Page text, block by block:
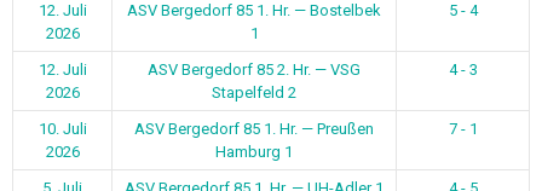
12. Juli
2026
ASV Bergedorf 85 1. Hr. — Bostelbek
1
5 - 4
12. Juli
2026
ASV Bergedorf 85 2. Hr. — VSG
Stapelfeld 2
4 - 3
10. Juli
2026
ASV Bergedorf 85 1. Hr. — Preußen
Hamburg 1
7 - 1